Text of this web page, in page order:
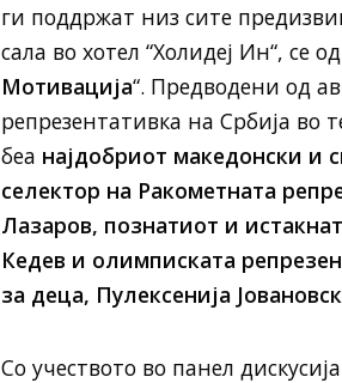
ги поддржат низ сите
сала во хотел “Холидеј Ин“, се
Мотивација“. Предводени од
репрезентативка на Србија во
беа најдобриот македонски и
селектор на Ракометната
Лазаров, познатиот и
Кедев и олимписката
за деца, Пулексенија
Со учеството во панел